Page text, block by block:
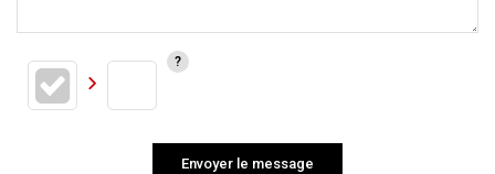
Envoyer le message